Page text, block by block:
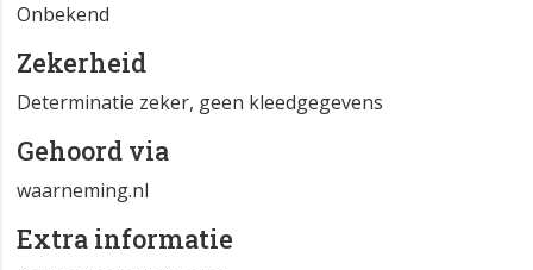
Onbekend
Zekerheid
Determinatie zeker, geen kleedgegevens
Gehoord via
waarneming.nl
Extra informatie